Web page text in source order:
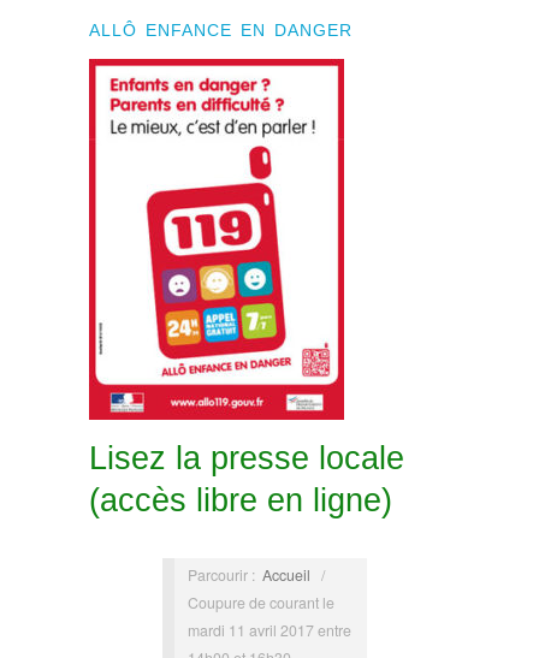
ALLÔ ENFANCE EN DANGER
Lisez la presse locale
(accès libre en ligne)
Parcourir : Accueil /
Coupure de courant le
mardi 11 avril 2017 entre